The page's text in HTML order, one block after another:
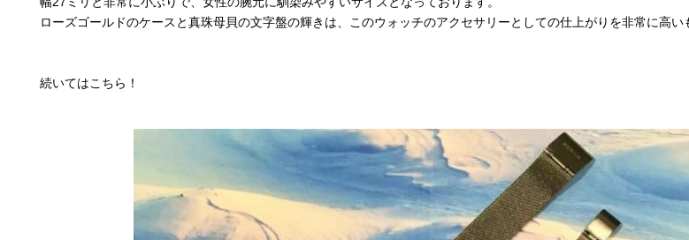
ローズゴールドのケースと真珠母貝の文字盤の輝きは、このウォッチのアクセサリーとしての仕上がりを非常に高い
続いてはこちら！